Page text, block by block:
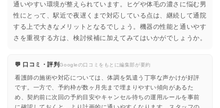
通いやすい環境が整えられています。ヒゲや体毛の濃さに悩む男
性にとって、駅近で夜遅くまで対応している点は、継続して通院
する上で大きなメリットとなるでしょう。機器の性能と通いやす
さを重視する方は、検討候補に加えてみてはいかがでしょうか。
💬 口コミ・評判Googleの口コミをもとに編集部が要約
看護師の施術や対応については、体調を気遣う丁寧な声かけが好評
です。一方で、予約枠が数ヶ月先まで埋まりやすい傾向があるた
め、契約前に次回の予約目安やキャンセル待ちの運用ルールを事前